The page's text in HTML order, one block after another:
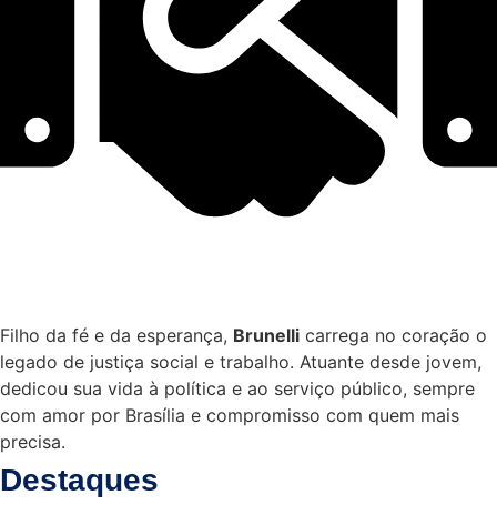
Filho da fé e da esperança, Brunelli carrega no coração o
legado de justiça social e trabalho. Atuante desde jovem,
dedicou sua vida à política e ao serviço público, sempre
com amor por Brasília e compromisso com quem mais
precisa.
Destaques